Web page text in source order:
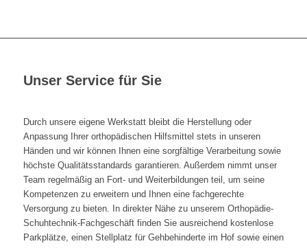
Unser Service für Sie
Durch unsere eigene Werkstatt bleibt die Herstellung oder
Anpassung Ihrer orthopädischen Hilfsmittel stets in unseren
Händen und wir können Ihnen eine sorgfältige Verarbeitung sowie
höchste Qualitätsstandards garantieren. Außerdem nimmt unser
Team regelmäßig an Fort- und Weiterbildungen teil, um seine
Kompetenzen zu erweitern und Ihnen eine fachgerechte
Versorgung zu bieten. In direkter Nähe zu unserem Orthopädie-
Schuhtechnik-Fachgeschäft finden Sie ausreichend kostenlose
Parkplätze, einen Stellplatz für Gehbehinderte im Hof sowie einen